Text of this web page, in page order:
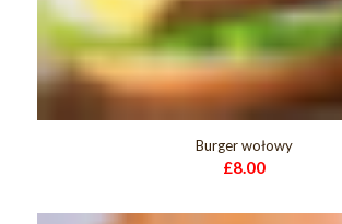
Burger wołowy
£8.00